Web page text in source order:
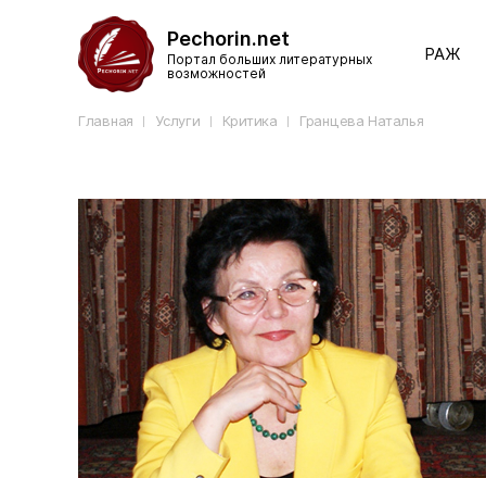
Pechorin.net
Портал больших литературных
возможностей
РАЖ
Главная Услуги Критика Гранцева Наталья